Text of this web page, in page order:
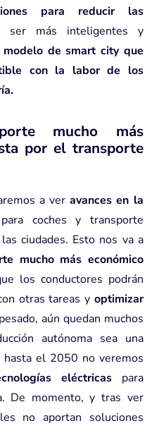
para reducir las
ser más inteligentes y
modelo de smart city que
con la labor de los
mucho más
por el transporte
a ver avances en la
para coches y transporte
ciudades. Esto nos va a
mucho más económico
los conductores podrán
otras tareas y optimizar
aún quedan muchos
autónoma sea una
hasta el 2050 no veremos
eléctricaspara
De momento, y tras ver
no aportan soluciones